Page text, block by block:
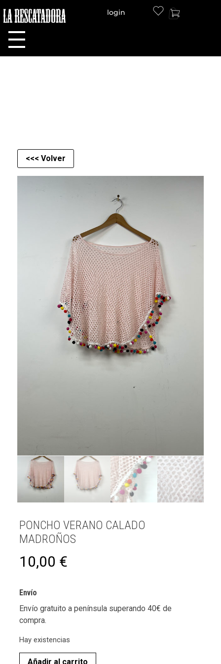
LA RESCATADORA
login
<<< Volver
PONCHO VERANO CALADO
MADROÑOS
10,00 €
Envío
Envío gratuito a península superando 40€ de
compra.
Hay existencias
Añadir al carrito